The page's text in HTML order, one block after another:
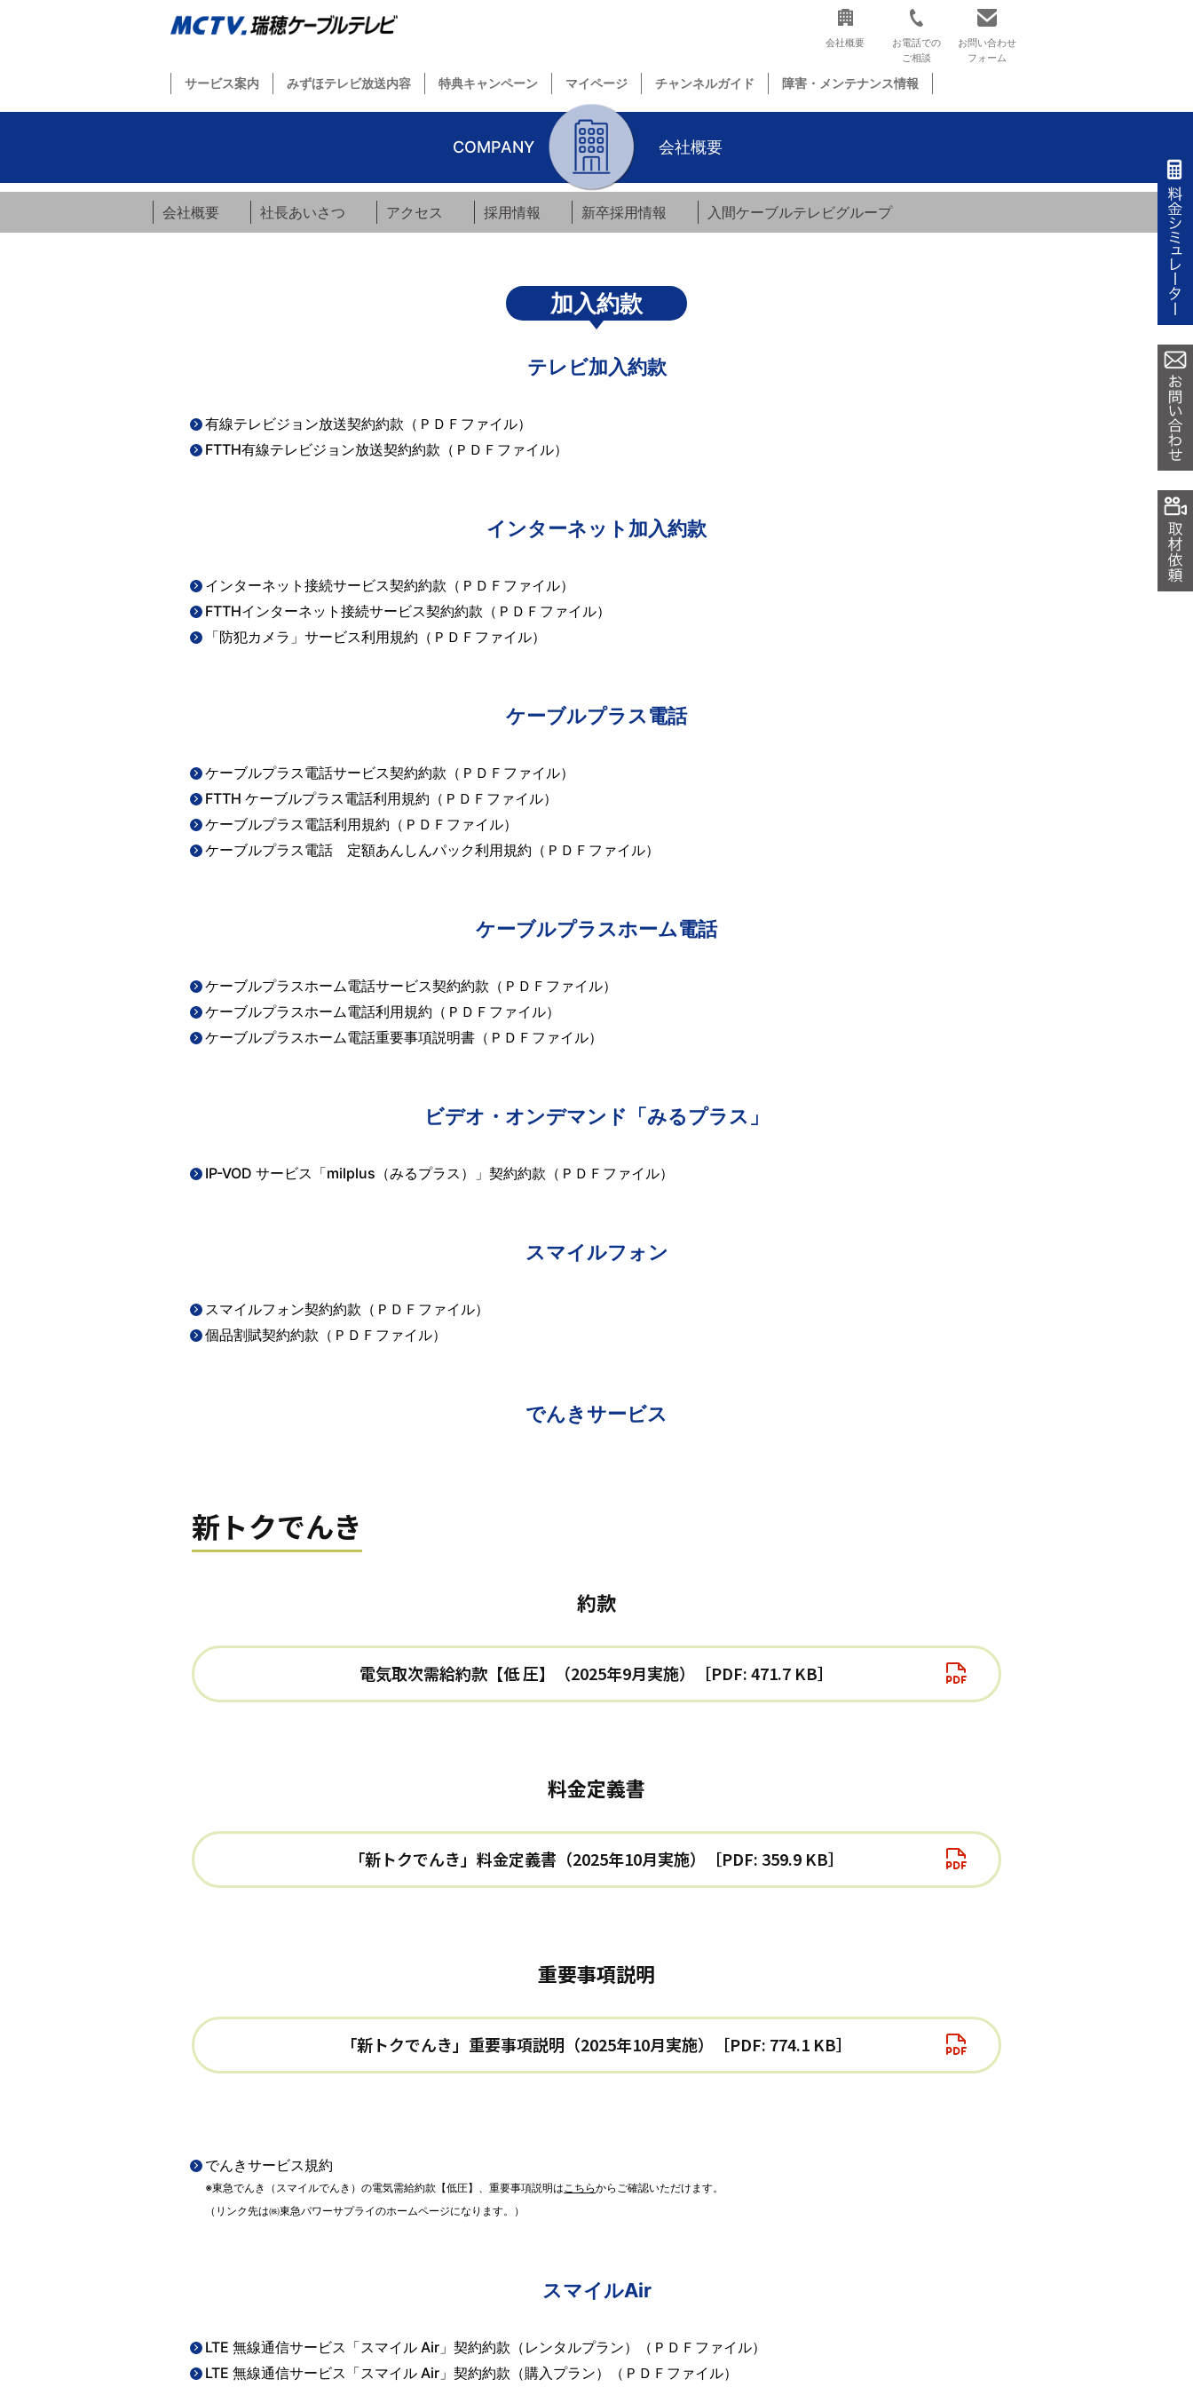
会社概要
お電話での
ご相談
お問い合わせ
フォーム
サービス案内 みずほテレビ放送内容 特典キャンペーン マイページ チャンネルガイド 障害・メンテナンス情報
COMPANY 会社概要
会社概要 社長あいさつ アクセス 採用情報 新卒採用情報 入間ケーブルテレビグループ
加入約款
テレビ加入約款
有線テレビジョン放送契約約款（ＰＤＦファイル）
FTTH有線テレビジョン放送契約約款（ＰＤＦファイル）
インターネット加入約款
インターネット接続サービス契約約款（ＰＤＦファイル）
FTTHインターネット接続サービス契約約款（ＰＤＦファイル）
「防犯カメラ」サービス利用規約（ＰＤＦファイル）
ケーブルプラス電話
ケーブルプラス電話サービス契約約款（ＰＤＦファイル）
FTTH ケーブルプラス電話利用規約（ＰＤＦファイル）
ケーブルプラス電話利用規約（ＰＤＦファイル）
ケーブルプラス電話 定額あんしんパック利用規約（ＰＤＦファイル）
ケーブルプラスホーム電話
ケーブルプラスホーム電話サービス契約約款（ＰＤＦファイル）
ケーブルプラスホーム電話利用規約（ＰＤＦファイル）
ケーブルプラスホーム電話重要事項説明書（ＰＤＦファイル）
ビデオ・オンデマンド「みるプラス」
IP-VOD サービス「milplus（みるプラス）」契約約款（ＰＤＦファイル）
スマイルフォン
スマイルフォン契約約款（ＰＤＦファイル）
個品割賦契約約款（ＰＤＦファイル）
でんきサービス
でんきサービス規約
※東急でんき（スマイルでんき）の電気需給約款【低圧】、重要事項説明はこちらからご確認いただけます。
（リンク先は㈱東急パワーサプライのホームページになります。）
スマイルAir
LTE 無線通信サービス「スマイル Air」契約約款（レンタルプラン）（ＰＤＦファイル）
LTE 無線通信サービス「スマイル Air」契約約款（購入プラン）（ＰＤＦファイル）